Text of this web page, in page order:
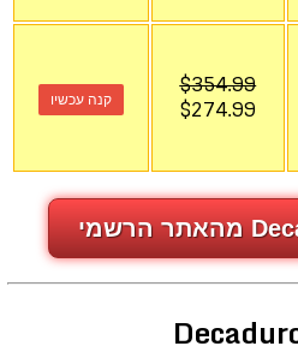
$354.99
$274.99
קנה עכשיו